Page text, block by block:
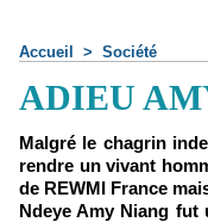
Accueil > Société
ADIEU
Malgré le chagrin
rendre un vivant
de REWMI France
Ndeye Amy Niang fut